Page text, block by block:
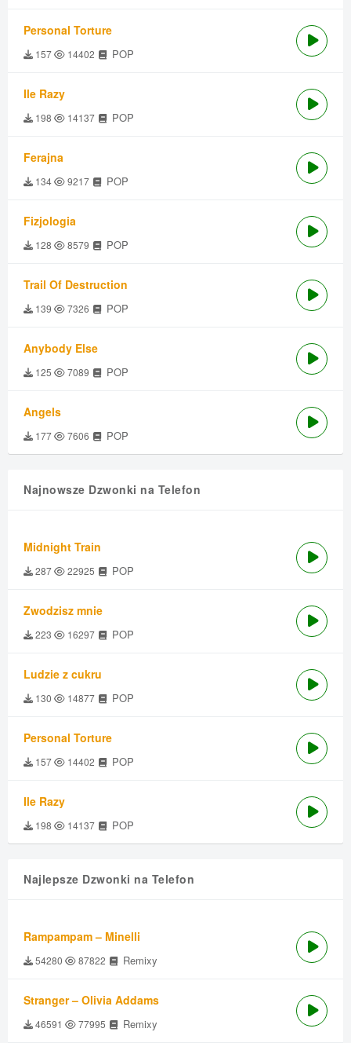
Personal Torture
157 14402 POP
Ile Razy
198 14137 POP
Ferajna
134 9217 POP
Fizjologia
128 8579 POP
Trail Of Destruction
139 7326 POP
Anybody Else
125 7089 POP
Angels
177 7606 POP
Najnowsze Dzwonki na Telefon
Midnight Train
287 22925 POP
Zwodzisz mnie
223 16297 POP
Ludzie z cukru
130 14877 POP
Personal Torture
157 14402 POP
Ile Razy
198 14137 POP
Najlepsze Dzwonki na Telefon
Rampampam – Minelli
54280 87822 Remixy
Stranger – Olivia Addams
46591 77995 Remixy